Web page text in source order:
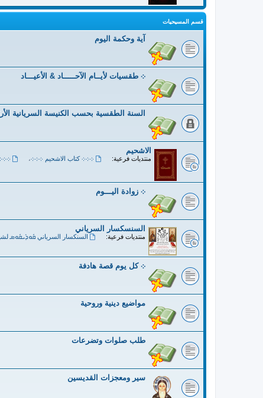
قسم المسيحيات
آية وحكمة اليوم
܀ طقسيات لأيــام الآحـــــاد & الأعيـــاد
السنة الطقسية بحسب الكنيسة السريانية
الاشحيم
منتديات فرعية: ܀܀܀ كتاب الاشحيم ܀܀܀،
܀ زوادة اليـــوم
السنسكسار السرياني
منتديات فرعية: السنكسار السرياني ܩܽܘܕܺܝܩܽܘܣ
܀ كل يوم قصة هادفة
مواضيع دينية وروحية
طلب صلوات وتضرعات
سير ومعجزات القديسين